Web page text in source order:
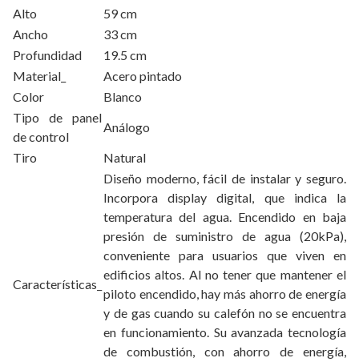
Alto
59 cm
Ancho
33 cm
Profundidad
19.5 cm
Material_
Acero pintado
Color
Blanco
Tipo de panel
de control
Análogo
Tiro
Natural
Características_
Diseño moderno, fácil de instalar y seguro.
Incorpora display digital, que indica la
temperatura del agua. Encendido en baja
presión de suministro de agua (20kPa),
conveniente para usuarios que viven en
edificios altos. Al no tener que mantener el
piloto encendido, hay más ahorro de energía
y de gas cuando su calefón no se encuentra
en funcionamiento. Su avanzada tecnología
de combustión, con ahorro de energía,